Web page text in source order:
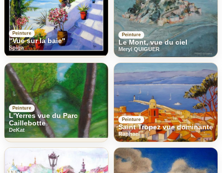
Peinture
"Vue sur la baie"
Spiga
Peinture
Le Mont, vue du ciel
Meryl QUIGUER
Peinture
L'Yerres vue du Parc
Caillebotte
DeKat
Peinture
Saint Tropez vue dominante
Raphael